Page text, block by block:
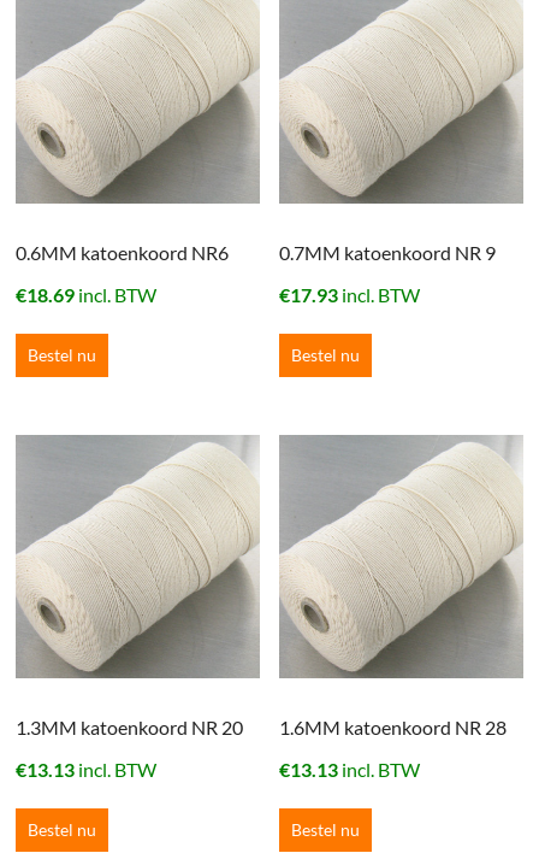
0.6MM katoenkoord NR6
€18.69 incl. BTW
Bestel nu
0.7MM katoenkoord NR 9
€17.93 incl. BTW
Bestel nu
1.3MM katoenkoord NR 20
€13.13 incl. BTW
Bestel nu
1.6MM katoenkoord NR 28
€13.13 incl. BTW
Bestel nu